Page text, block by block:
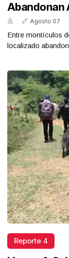
Abandonan
Agosto 07
Entre montículos
localizado
Reporte 4